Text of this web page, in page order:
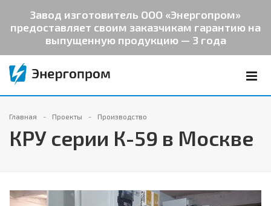
Завод изготовитель ООО «Энергопром»
предоставляет своим заказчикам гарантию на
выпущенную продукцию — 3 года
Главная Проекты Производство
КРУ серии К-59 в Москве